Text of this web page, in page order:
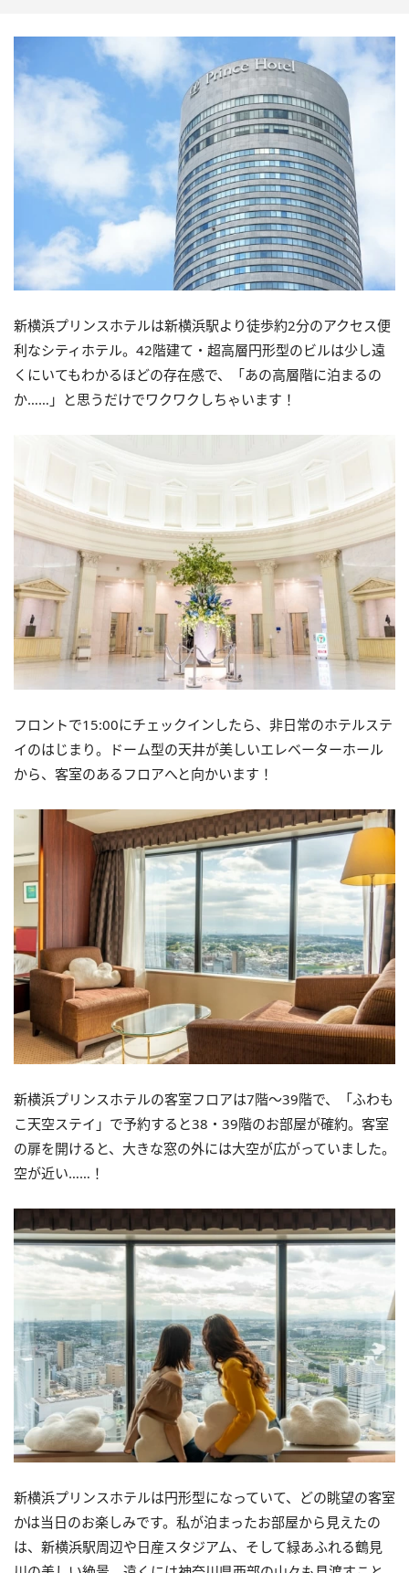
新横浜プリンスホテルは新横浜駅より徒歩約2分のアクセス便
利なシティホテル。42階建て・超高層円形型のビルは少し遠
くにいてもわかるほどの存在感で、「あの高層階に泊まるの
か……」と思うだけでワクワクしちゃいます！
フロントで15:00にチェックインしたら、非日常のホテルステ
イのはじまり。ドーム型の天井が美しいエレベーターホール
から、客室のあるフロアへと向かいます！
新横浜プリンスホテルの客室フロアは7階～39階で、「ふわも
こ天空ステイ」で予約すると38・39階のお部屋が確約。客室
の扉を開けると、大きな窓の外には大空が広がっていました。
空が近い……！
新横浜プリンスホテルは円形型になっていて、どの眺望の客室
かは当日のお楽しみです。私が泊まったお部屋から見えたの
は、新横浜駅周辺や日産スタジアム、そして緑あふれる鶴見